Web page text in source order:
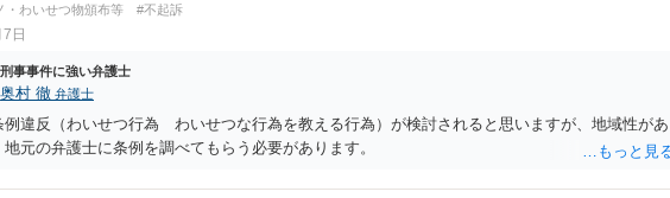
・わいせつ物頒布等
#不起訴
日
刑事事件に強い弁護士
奥村 徹 弁護士
例違反（わいせつ行為 わいせつな行為を教える行為）が検討されると思いますが、地域性があ
地元の弁護士に条例を調べてもらう必要があります。